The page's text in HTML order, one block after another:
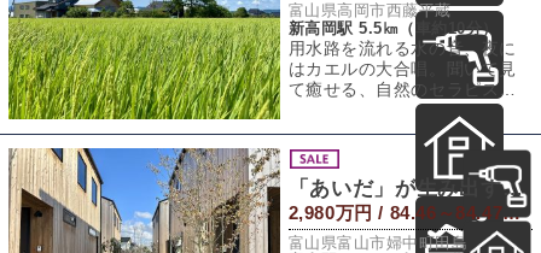
富山県高岡市西藤平蔵
新高岡駅 5.5㎞（車約10分）
用水路を流れる水の音、夜に
はカエルの大合唱。聞いて見
て癒せる、自然のセラピスト
がここに存在します。石川県
を飛び出し向かっ
「あいだ」が生み出す新しい暮らし方
2,980万円 / 84.46～84.47㎡（建物） 157.71～157.77㎡（敷地）
富山県富山市婦中町田島